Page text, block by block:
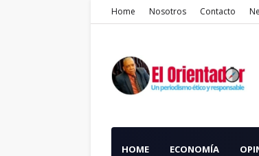
Home Nosotros Contacto
HOME ECONOMÍA